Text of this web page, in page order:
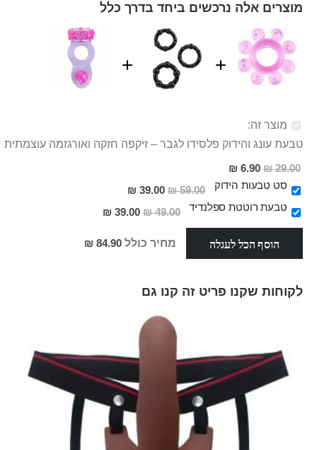
מוצרים אלה נרכשים ביחד בדרך כלל
מוצר זה:
טבעת עונג והידוק פלסידו לגבר – זיקפה חזקה ואורגזמה עוצמתית
29.00 ₪
מחיר
מבצע
6.90 ₪
סט טבעות הידוק
59.00 ₪
מחיר
מבצע
39.00 ₪
טבעת רוטטת ספלנדיד
49.00 ₪
מחיר
39.00 ₪
הוסף הכל לעגלה מחיר כולל 84.90 ₪
לקוחות שקנו פריט זה קנו גם